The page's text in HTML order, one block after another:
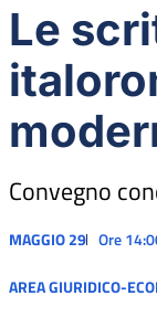
Le
Convegno
MAGGIO 29 Ore
AREA GIURIDICO-